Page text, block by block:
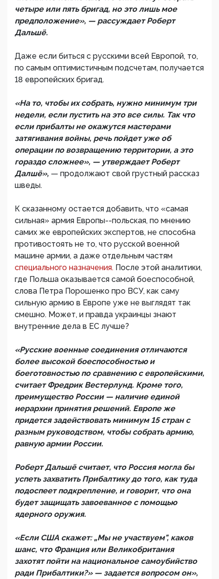
четыре или пять бригад, но это лишь мое
предположение», — рассуждает Роберт
Дальшё.
Даже если биться с русскими всей Европой, то,
по самым оптимистичным подсчетам, получается
18 европейских бригад.
«На то, чтобы их собрать, нужно минимум три
недели, если пустить на это все силы. Так что
если прибалты не окажутся мастерами
затягивания войны, речь пойдет уже об
операции по возвращению территории, а это
гораздо сложнее», — утверждает Роберт
Далшё», — продолжают свой грустный рассказ
шведы.
К сказанному остается добавить, что «самая
сильная» армия Европы--польская, по мнению
самих же европейских экспертов, не способна
противостоять не то, что русской военной
машине армии, а даже отдельным частям
специального назначения. После этой аналитики,
где Польша оказывается самой боеспособной,
слова Петра Порошенко про ВСУ, как саму
сильную армию в Европе уже не выглядят так
смешно. Может, и правда украинцы знают
внутренние дела в ЕС лучше?
«Русские военные соединения отличаются
более высокой боеспособностью и
боеготовностью по сравнению с европейскими,
считает Фредрик Вестерлунд. Кроме того,
преимущество России — наличие единой
иерархии принятия решений. Европе же
придется задействовать минимум 15 стран с
разным руководством, чтобы собрать армию,
равную армии России.
Роберт Дальшё считает, что Россия могла бы
успеть захватить Прибалтику до того, как туда
подоспеет подкрепление, и говорит, что она
будет защищать завоеванное с помощью
ядерного оружия.
«Если США скажет: „Мы не участвуем", каков
шанс, что Франция или Великобритания
захотят пойти на национальное самоубийство
ради Прибалтики?» — задается вопросом он»,